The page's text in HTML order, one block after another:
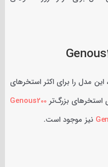
مدل را برای اکثر استخرهای
استخرهای بزرگ‌ترGenous200
نیز موجود است.